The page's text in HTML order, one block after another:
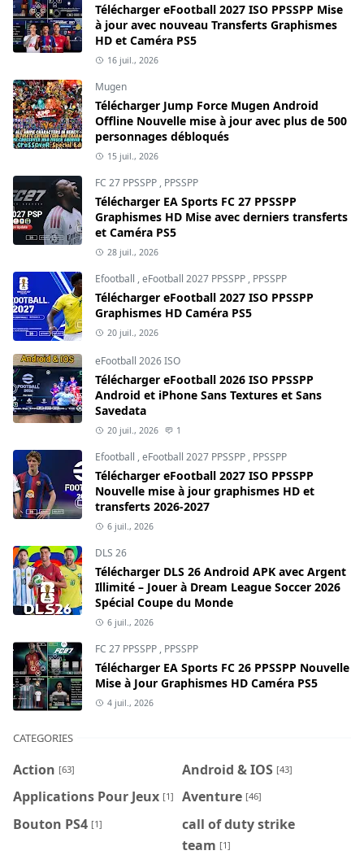
Télécharger eFootball 2027 ISO PPSSPP Mise
à jour avec nouveau Transferts Graphismes
HD et Caméra PS5
16 juil., 2026
Mugen
Télécharger Jump Force Mugen Android
Offline Nouvelle mise à jour avec plus de 500
personnages débloqués
15 juil., 2026
FC 27 PPSSPP , PPSSPP
Télécharger EA Sports FC 27 PPSSPP
Graphismes HD Mise avec derniers transferts
et Caméra PS5
28 juil., 2026
Efootball ,eFootball 2027 PPSSPP , PPSSPP
Télécharger eFootball 2027 ISO PPSSPP
Graphismes HD Caméra PS5
20 juil., 2026
eFootball 2026 ISO
Télécharger eFootball 2026 ISO PPSSPP
Android et iPhone Sans Textures et Sans
Savedata
20 juil., 2026 1
Efootball ,eFootball 2027 PPSSPP , PPSSPP
Télécharger eFootball 2027 ISO PPSSPP
Nouvelle mise à jour graphismes HD et
transferts 2026-2027
6 juil., 2026
DLS 26
Télécharger DLS 26 Android APK avec Argent
Illimité – Jouer à Dream League Soccer 2026
Spécial Coupe du Monde
6 juil., 2026
FC 27 PPSSPP , PPSSPP
Télécharger EA Sports FC 26 PPSSPP Nouvelle
Mise à Jour Graphismes HD Caméra PS5
4 juil., 2026
CATEGORIES
Action [63] Android & IOS [43]
Applications Pour Jeux [1] Aventure [46]
Bouton PS4 [1]
call of duty strike
team [1]